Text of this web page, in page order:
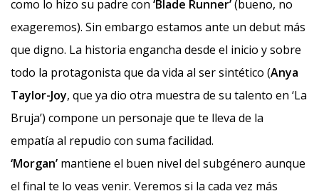
como lo hizo su padre con ‘Blade Runner’(bueno, no
exageremos). Sin embargo estamos ante un debut más
que digno. La historia engancha desde el inicio y sobre
todo la protagonista que da vida al ser sintético (Anya
Taylor-Joy, que ya dio otra muestra de su talento en ‘La
Bruja’) compone un personaje que te lleva de la
empatía al repudio con suma facilidad.
‘Morgan’ mantiene el buen nivel del subgénero aunque
el final te lo veas venir. Veremos si la cada vez más